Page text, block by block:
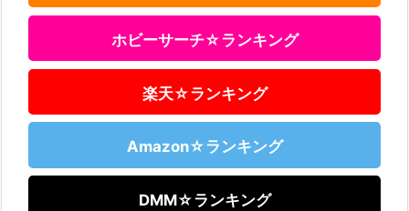
ホビーサーチ☆ランキング
楽天☆ランキング
Amazon☆ランキング
DMM☆ランキング